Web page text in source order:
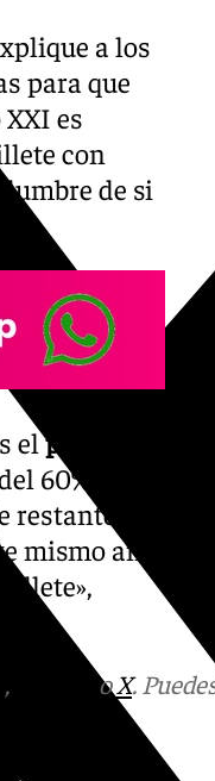
a los
para que
es
con
de si
elprecio
60%, de la
de
mismo año
, oX.